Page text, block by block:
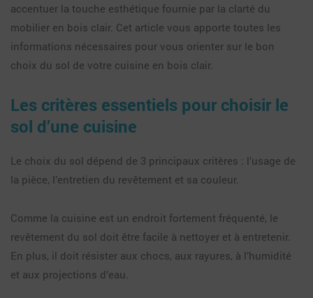
accentuer la touche esthétique fournie par la clarté du
mobilier en bois clair. Cet article vous apporte toutes les
informations nécessaires pour vous orienter sur le bon
choix du sol de votre cuisine en bois clair.
Les critères essentiels pour choisir le
sol d’une cuisine
Le choix du sol dépend de 3 principaux critères : l’usage de
la pièce, l’entretien du revêtement et sa couleur.
Comme la cuisine est un endroit fortement fréquenté, le
revêtement du sol doit être facile à nettoyer et à entretenir.
En plus, il doit résister aux chocs, aux rayures, à l’humidité
et aux projections d’eau.